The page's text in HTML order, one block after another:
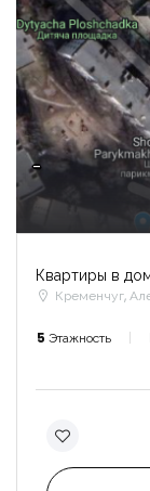
-
Квартиры в
Кременчуг,
5 Этажность